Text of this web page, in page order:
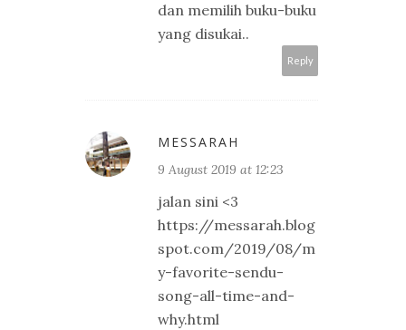
dan memilih buku-buku
yang disukai..
Reply
MESSARAH
9 August 2019 at 12:23
jalan sini <3
https://messarah.blog
spot.com/2019/08/m
y-favorite-sendu-
song-all-time-and-
why.html